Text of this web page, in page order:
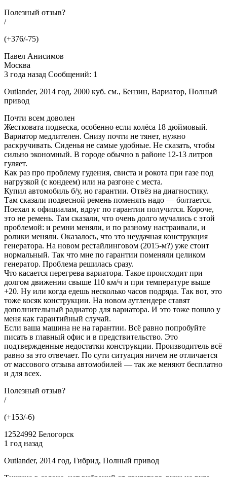
Полезный отзыв?
/
(+376/-75)
Павел Анисимов
Москва
3 года назад Сообщений: 1
Outlander, 2014 год, 2000 куб. см., Бензин, Вариатор, Полный
привод
Почти всем доволен
Жестковата подвеска, особенно если колёса 18 дюймовый.
Вариатор медлителен. Снизу почти не тянет, нужно
раскручивать. Сиденья не самые удобные. Не сказать, чтобы
сильно экономный. В городе обычно в районе 12-13 литров
гуляет.
Как раз про проблему гудения, свиста и рокота при газе под
нагрузкой (с кондеем) или на разгоне с места.
Купил автомобиль б/у, но гарантии. Отвёз на диагностику.
Там сказали подвесной ремень поменять надо — болтается.
Поехал к официалам, вдруг по гарантии получится. Короче,
это не ремень. Там сказали, что очень долго мучались с этой
проблемой: и ремни меняли, и по разному настраивали, и
ролики меняли. Оказалось, что это неудачная конструкция
генератора. На новом рестайлинговом (2015-м?) уже стоит
нормальный. Так что мне по гарантии поменяли целиком
генератор. Проблема решилась сразу.
Что касается перегрева вариатора. Такое происходит при
долгом движении свыше 110 км/ч и при температуре выше
+20. Ну или когда едешь несколько часов подряда. Так вот, это
тоже косяк конструкции. На новом аутлендере ставят
дополнительный радиатор для вариатора. И это тоже пошло у
меня как гарантийный случай.
Если ваша машина не на гарантии. Всё равно попробуйте
писать в главный офис и в предствительство. Это
подтвержденные недостатки конструкции. Производитель всё
равно за это отвечает. По сути ситуация ничем не отличается
от массового отзыва автомобилей — так же меняют бесплатно
и для всех.
Полезный отзыв?
/
(+153/-6)
12524992 Белогорск
1 год назад
Outlander, 2014 год, Гибрид, Полный привод